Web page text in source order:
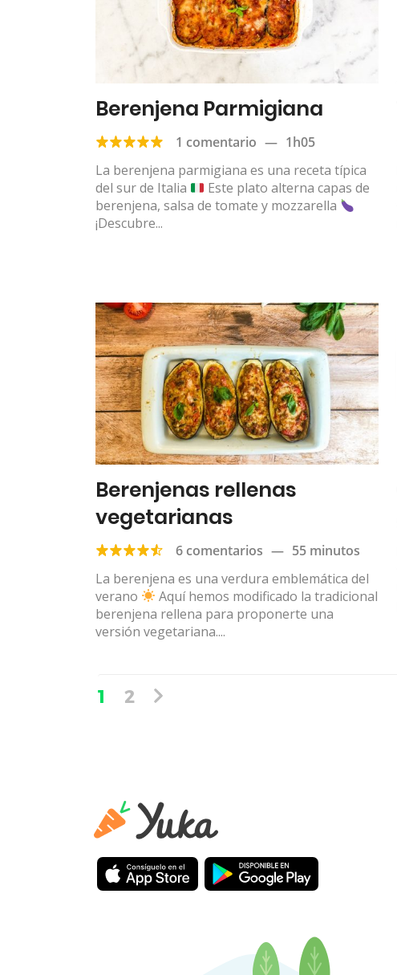
Berenjena Parmigiana
1 comentario — 1h05
La berenjena parmigiana es una receta típica
del sur de Italia
Este plato alterna capas de
berenjena, salsa de tomate y mozzarella
¡Descubre...
Berenjenas rellenas
vegetarianas
6 comentarios — 55 minutos
La berenjena es una verdura emblemática del
verano
Aquí hemos modificado la tradicional
berenjena rellena para proponerte una
versión vegetariana....
1 2